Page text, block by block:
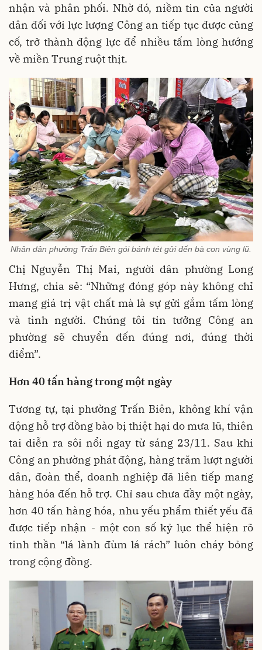
nhận và phân phối. Nhờ đó, niềm tin của người
dân đối với lực lượng Công an tiếp tục được củng
cố, trở thành động lực để nhiều tấm lòng hướng
về miền Trung ruột thịt.
Nhân dân phường Trấn Biên gói bánh tét gửi đến bà con vùng lũ.
Chị Nguyễn Thị Mai, người dân phường Long
Hưng, chia sẻ: “Những đóng góp này không chỉ
mang giá trị vật chất mà là sự gửi gắm tấm lòng
và tình người. Chúng tôi tin tưởng Công an
phường sẽ chuyển đến đúng nơi, đúng thời
điểm”.
Hơn 40 tấn hàng trong một ngày
Tương tự, tại phường Trấn Biên, không khí vận
động hỗ trợ đồng bào bị thiệt hại do mưa lũ, thiên
tai diễn ra sôi nổi ngay từ sáng 23/11. Sau khi
Công an phường phát động, hàng trăm lượt người
dân, đoàn thể, doanh nghiệp đã liên tiếp mang
hàng hóa đến hỗ trợ. Chỉ sau chưa đầy một ngày,
hơn 40 tấn hàng hóa, nhu yếu phẩm thiết yếu đã
được tiếp nhận - một con số kỷ lục thể hiện rõ
tinh thần “lá lành đùm lá rách” luôn cháy bỏng
trong cộng đồng.